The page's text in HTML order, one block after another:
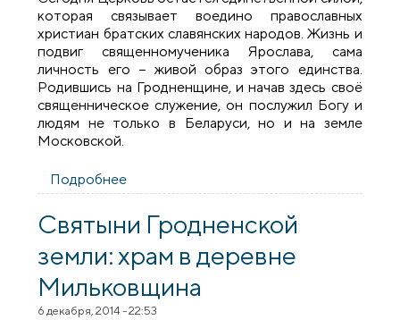
которая связывает воедино православных
христиан братских славянских народов. Жизнь и
подвиг священномученика Ярослава, сама
личность его − живой образ этого единства.
Родившись на Гродненщине, и начав здесь своё
священническое служение, он послужил Богу и
людям не только в Беларуси, но и на земле
Московской.
Подробнее
Ярослав Савицкий
Святыни Гродненской
земли: храм в деревне
Мильковщина
6 декабря, 2014 - 22:53